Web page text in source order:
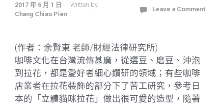
2017 年 6 月 1 日
Written by
Chang Chiao Pien
Leave a Comment
(作者：余賢東 老師/財經法律研究所)
咖啡文化在台灣流傳甚廣，從選豆、磨豆、沖泡
到拉花，都是愛好者細心鑽研的領域；有些咖啡
店業者在拉花裝飾的部分下了苦工研究，參考日
本的「立體貓咪拉花」做出很可愛的造型，隨著